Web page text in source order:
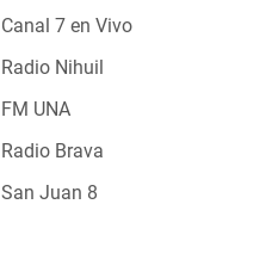
Canal 7 en Vivo
Radio Nihuil
FM UNA
Radio Brava
San Juan 8